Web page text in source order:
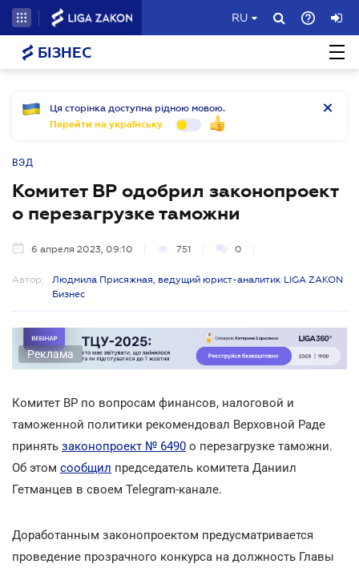
RU
БІЗНЕС
Ця сторінка доступна рідною мовою.
Перейти на українську
ВЭД
Комитет ВР одобрил законопроект
о перезагрузке таможни
6 апреля 2023, 09:10 751 0
Автор:
Людмила Присяжная, ведущий юрист-аналитик LIGA ZAKON
Бизнес
Реклама
Комитет ВР по вопросам финансов, налоговой и
таможенной политики рекомендовал Верховной Раде
принять законопроект № 6490 о перезагрузке таможни.
Об этом сообщил председатель комитета Даниил
Гетманцев в своем Telegram-канале.
Доработанным законопроектом предусматривается
проведение прозрачного конкурса на должность Главы